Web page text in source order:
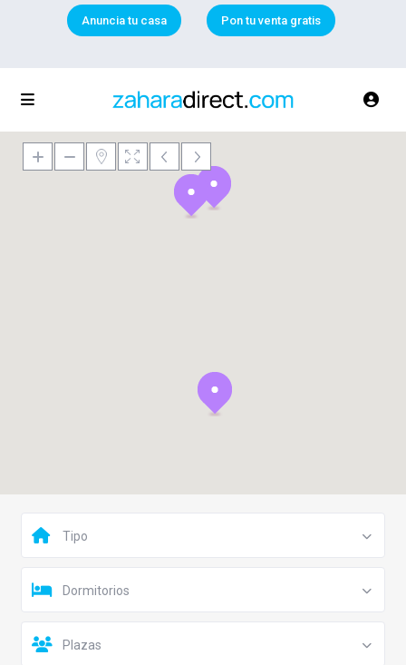
Anuncia tu casa Pon tu venta gratis
Tipo
Dormitorios
Plazas